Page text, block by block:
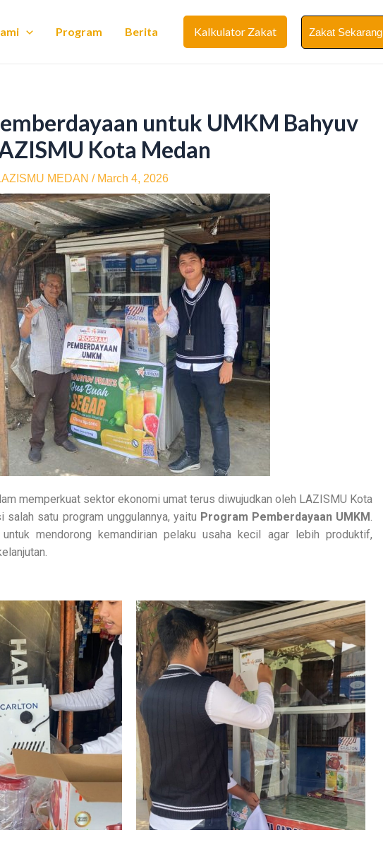
Program Berita Kalkulator Zakat Zakat Sekarang
untuk UMKM Bahyuv
Kota Medan
MEDAN / March 4, 2026
memperkuat sektor ekonomi umat terus diwujudkan oleh LAZISMU Kota
salah satu program unggulannya, yaitu Program Pemberdayaan UMKM.
mendorong kemandirian pelaku usaha kecil agar lebih produktif,